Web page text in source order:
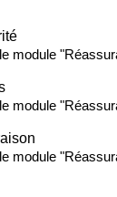
module
module
module